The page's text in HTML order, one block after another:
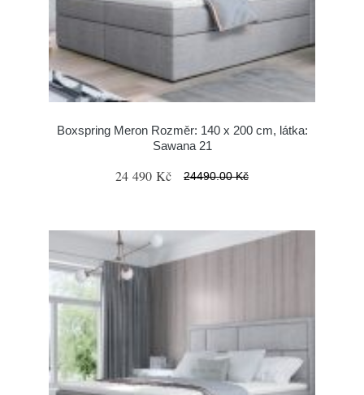
Boxspring Meron Rozměr: 140 x 200 cm, látka:
Sawana 21
24 490 Kč 24490.00 Kč